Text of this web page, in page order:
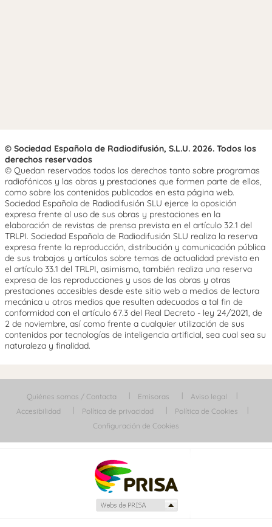
© Sociedad Española de Radiodifusión, S.L.U. 2026. Todos los
derechos reservados
© Quedan reservados todos los derechos tanto sobre programas
radiofónicos y las obras y prestaciones que formen parte de ellos,
como sobre los contenidos publicados en esta página web.
Sociedad Española de Radiodifusión SLU ejerce la oposición
expresa frente al uso de sus obras y prestaciones en la
elaboración de revistas de prensa prevista en el artículo 32.1 del
TRLPI. Sociedad Española de Radiodifusión SLU realiza la reserva
expresa frente la reproducción, distribución y comunicación pública
de sus trabajos y artículos sobre temas de actualidad prevista en
el artículo 33.1 del TRLPI, asimismo, también realiza una reserva
expresa de las reproducciones y usos de las obras y otras
prestaciones accesibles desde este sitio web a medios de lectura
mecánica u otros medios que resulten adecuados a tal fin de
conformidad con el artículo 67.3 del Real Decreto - ley 24/2021, de
2 de noviembre, así como frente a cualquier utilización de sus
contenidos por tecnologías de inteligencia artificial, sea cual sea su
naturaleza y finalidad.
Quiénes somos / Contacta Emisoras
Aviso legal
Accesibilidad
Política de privacidad
Política de Cookies
Configuración de Cookies